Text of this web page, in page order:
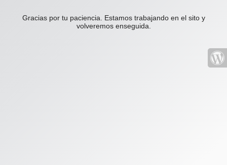
Gracias por tu paciencia. Estamos trabajando en el sito y
volveremos enseguida.